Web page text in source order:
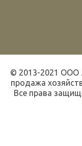
© 2013-2021 ООО
продажа
Все права